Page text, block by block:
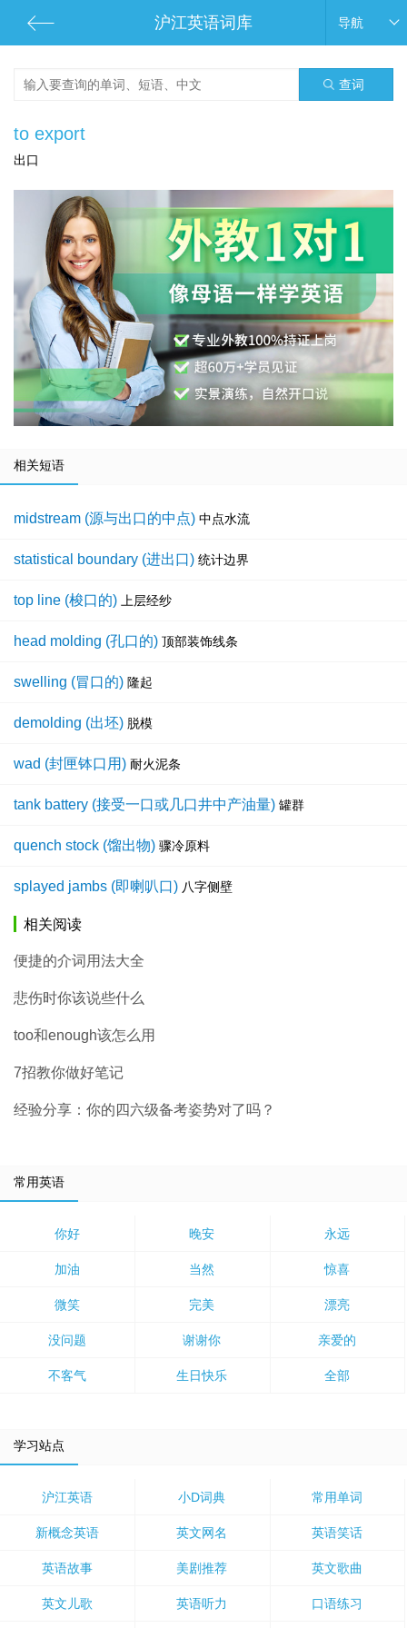
沪江英语词库 导航
查词
to export
出口
相关短语
midstream (源与出口的中点) 中点水流
statistical boundary (进出口) 统计边界
top line (梭口的) 上层经纱
head molding (孔口的) 顶部装饰线条
swelling (冒口的) 隆起
demolding (出坯) 脱模
wad (封匣钵口用) 耐火泥条
tank battery (接受一口或几口井中产油量) 罐群
quench stock (馏出物) 骤冷原料
splayed jambs (即喇叭口) 八字侧壁
相关阅读
便捷的介词用法大全
悲伤时你该说些什么
too和enough该怎么用
7招教你做好笔记
经验分享：你的四六级备考姿势对了吗？
常用英语
你好 晚安 永远
加油 当然 惊喜
微笑 完美 漂亮
没问题 谢谢你 亲爱的
不客气 生日快乐 全部
学习站点
沪江英语 小D词典 常用单词
新概念英语 英文网名 英语笑话
英语故事 美剧推荐 英文歌曲
英文儿歌 英语听力 口语练习